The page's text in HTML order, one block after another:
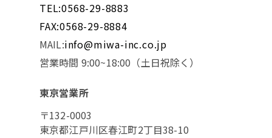
TEL:0568-29-8883
FAX:0568-29-8884
MAIL:info@miwa-inc.co.jp
営業時間 9:00~18:00（土日祝除く）
東京営業所
〒132-0003
東京都江戸川区春江町2丁目38-10